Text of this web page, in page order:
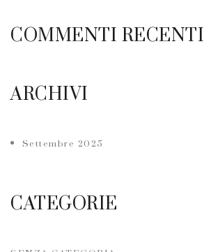
COMMENTI RECENTI
ARCHIVI
Settembre 2025
CATEGORIE